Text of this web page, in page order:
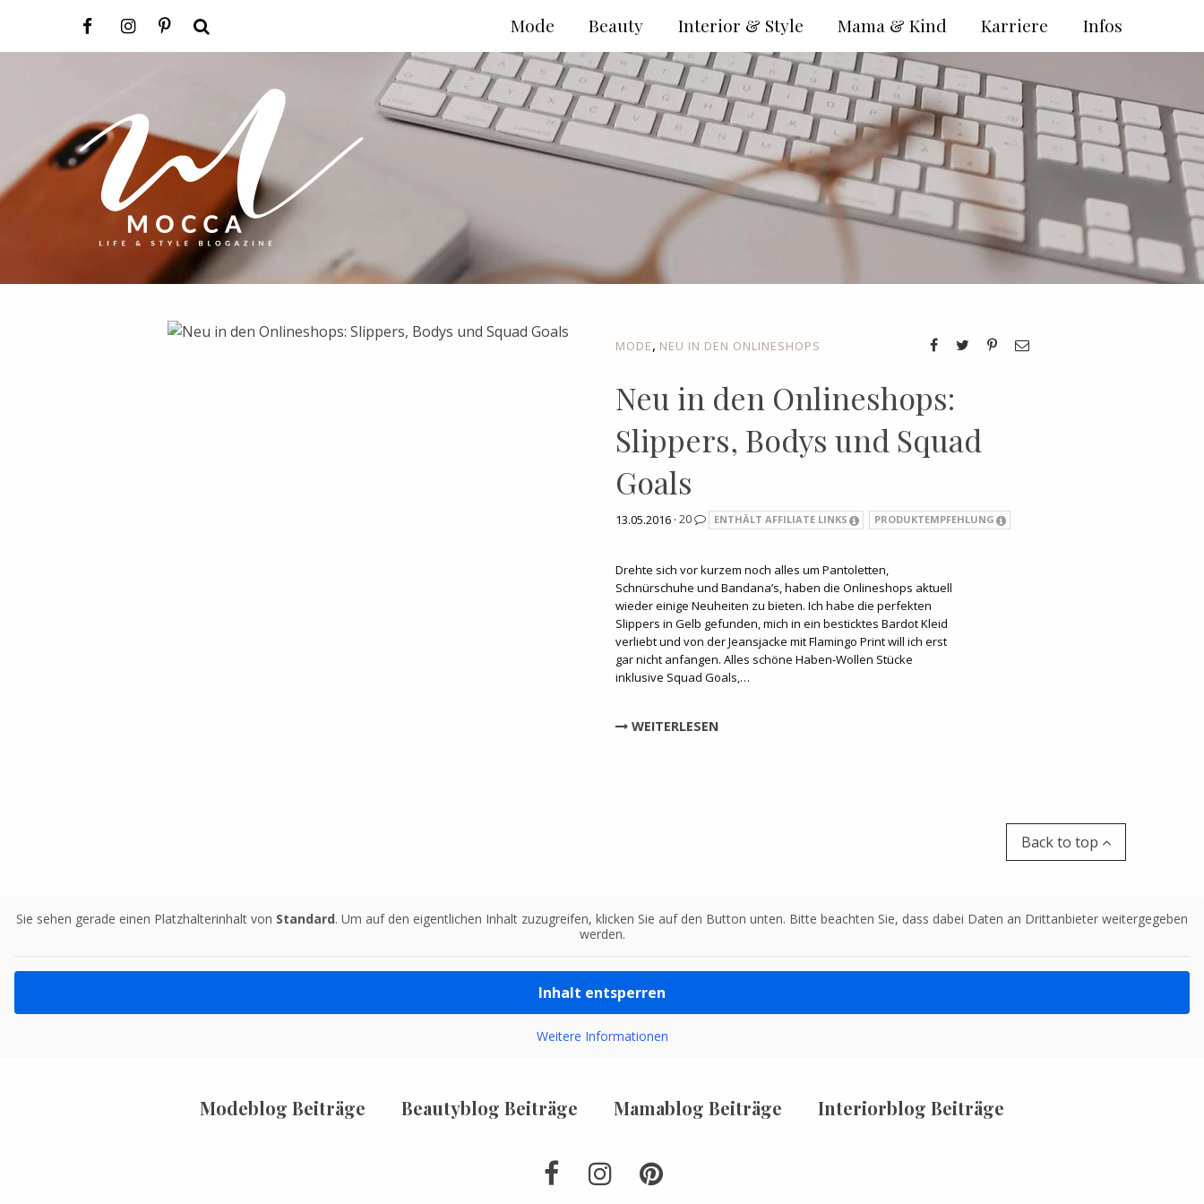
MODE, NEU IN DEN ONLINESHOPS
Neu in den Onlineshops:
Slippers, Bodys und Squad
Goals
13.05.2016 · 20 ENTHÄLT AFFILIATE LINKS PRODUKTEMPFEHLUNG
Drehte sich vor kurzem noch alles um Pantoletten,
Schnürschuhe und Bandana’s, haben die Onlineshops aktuell
wieder einige Neuheiten zu bieten. Ich habe die perfekten
Slippers in Gelb gefunden, mich in ein besticktes Bardot Kleid
verliebt und von der Jeansjacke mit Flamingo Print will ich erst
gar nicht anfangen. Alles schöne Haben-Wollen Stücke
inklusive Squad Goals,…
WEITERLESEN
Back to top
Sie sehen gerade einen Platzhalterinhalt von Standard. Um auf den eigentlichen Inhalt zuzugreifen, klicken Sie auf den Button unten. Bitte beachten Sie, dass dabei Daten an Drittanbieter weitergegeben
werden.
Inhalt entsperren
Weitere Informationen
Modeblog Beiträge Beautyblog Beiträge Mamablog Beiträge Interiorblog Beiträge
Infos
Karriere
Mama & Kind
Interior & Style
Beauty
Mode